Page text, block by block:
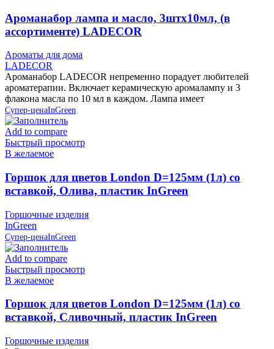
Ароманабор лампа и масло, 3штx10мл, (в
ассортименте) LADECOR
Ароматы для дома
LADECOR
Ароманабор LADECOR непременно порадует любителей
ароматерапии. Включает керамическую аромалампу и 3
флакона масла по 10 мл в каждом. Лампа имеет
Супер-ценаInGreen
Add to compare
Быстрый просмотр
В желаемое
Горшок для цветов London D=125мм (1л) со
вставкой, Олива, пластик InGreen
Горшочные изделия
InGreen
Супер-ценаInGreen
Add to compare
Быстрый просмотр
В желаемое
Горшок для цветов London D=125мм (1л) со
вставкой, Сливочный, пластик InGreen
Горшочные изделия